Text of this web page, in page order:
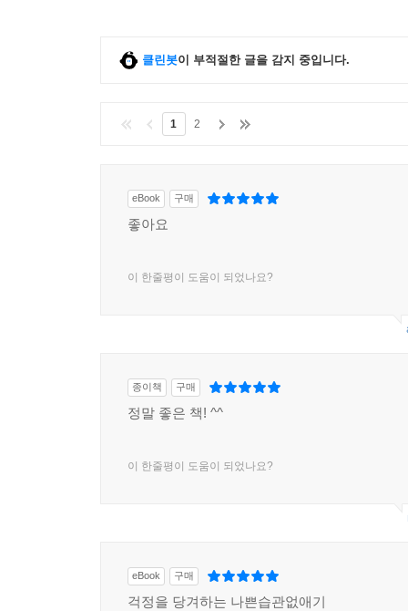
클린봇이 부적절한 글을 감지 중입니다.
1 2
eBook 구매
좋아요
이 한줄평이 도움이 되었나요?
종이책 구매
정말 좋은 책! ^^
이 한줄평이 도움이 되었나요?
eBook 구매
걱정을 당겨하는 나쁜습관없애기